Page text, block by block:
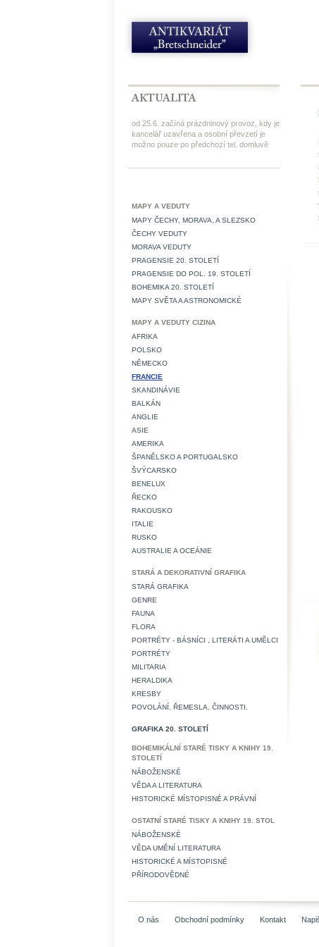
od 25.6. začíná prázdninový provoz, kdy je
kancelář uzavřena a osobní převzetí je
možno pouze po předchozí tel. domluvě
MAPY A VEDUTY
MAPY ČECHY, MORAVA, A SLEZSKO
ČECHY VEDUTY
MORAVA VEDUTY
PRAGENSIE 20. STOLETÍ
PRAGENSIE DO POL. 19. STOLETÍ
BOHEMIKA 20. STOLETÍ
MAPY SVĚTA A ASTRONOMICKÉ
MAPY A VEDUTY CIZINA
AFRIKA
POLSKO
NĚMECKO
FRANCIE
SKANDINÁVIE
BALKÁN
ANGLIE
ASIE
AMERIKA
ŠPANĚLSKO A PORTUGALSKO
ŠVÝCARSKO
BENELUX
ŘECKO
RAKOUSKO
ITALIE
RUSKO
AUSTRALIE A OCEÁNIE
STARÁ A DEKORATIVNÍ GRAFIKA
STARÁ GRAFIKA
GENRE
FAUNA
FLORA
PORTRÉTY - BÁSNÍCI , LITERÁTI A UMĚLCI
PORTRÉTY
MILITARIA
HERALDIKA
KRESBY
POVOLÁNÍ, ŘEMESLA, ČINNOSTI.
GRAFIKA 20. STOLETÍ
BOHEMIKÁLNÍ STARÉ TISKY A KNIHY 19.
STOLETÍ
NÁBOŽENSKÉ
VĚDA A LITERATURA
HISTORICKÉ MÍSTOPISNÉ A PRÁVNÍ
OSTATNÍ STARÉ TISKY A KNIHY 19. STOL
NÁBOŽENSKÉ
VĚDA UMĚNÍ LITERATURA
HISTORICKÉ A MÍSTOPISNÉ
PŘÍRODOVĚDNÉ
O nás Obchodní podmínky Kontakt